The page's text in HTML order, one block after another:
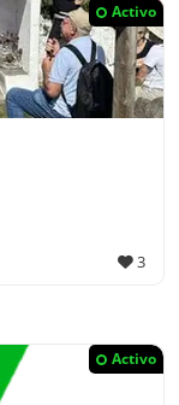
Activo
3
Activo